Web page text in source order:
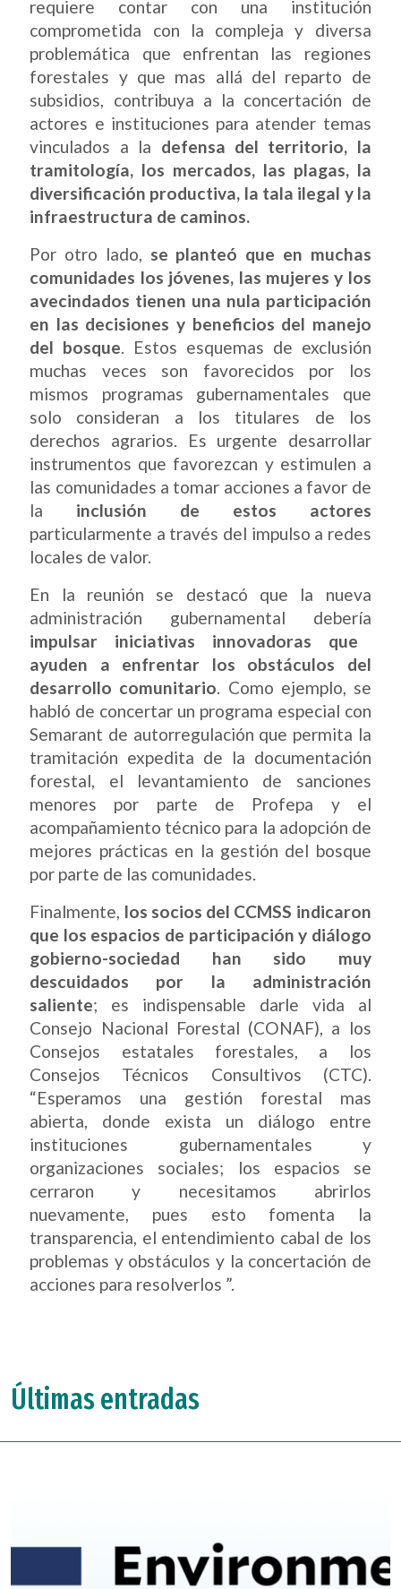
requiere contar con una institución
comprometida con la compleja y diversa
problemática que enfrentan las regiones
forestales y que mas allá del reparto de
subsidios, contribuya a la concertación de
actores e instituciones para atender temas
vinculados a la defensa del territorio, la
tramitología, los mercados, las plagas, la
diversificación productiva, la tala ilegal y la
infraestructura de caminos.
Por otro lado, se planteó que en muchas
comunidades los jóvenes, las mujeres y los
avecindados tienen una nula participación
en las decisiones y beneficios del manejo
del bosque. Estos esquemas de exclusión
muchas veces son favorecidos por los
mismos programas gubernamentales que
solo consideran a los titulares de los
derechos agrarios. Es urgente desarrollar
instrumentos que favorezcan y estimulen a
las comunidades a tomar acciones a favor de
la inclusión de estos actores
particularmente a través del impulso a redes
locales de valor.
En la reunión se destacó que la nueva
administración gubernamental debería
impulsar iniciativas innovadoras que
ayuden a enfrentar los obstáculos del
desarrollo comunitario. Como ejemplo, se
habló de concertar un programa especial con
Semarant de autorregulación que permita la
tramitación expedita de la documentación
forestal, el levantamiento de sanciones
menores por parte de Profepa y el
acompañamiento técnico para la adopción de
mejores prácticas en la gestión del bosque
por parte de las comunidades.
Finalmente, los socios del CCMSS indicaron
que los espacios de participación y diálogo
gobierno-sociedad han sido muy
descuidados por la administración
saliente; es indispensable darle vida al
Consejo Nacional Forestal (CONAF), a los
Consejos estatales forestales, a los
Consejos Técnicos Consultivos (CTC).
“Esperamos una gestión forestal mas
abierta, donde exista un diálogo entre
instituciones gubernamentales y
organizaciones sociales; los espacios se
cerraron y necesitamos abrirlos
nuevamente, pues esto fomenta la
transparencia, el entendimiento cabal de los
problemas y obstáculos y la concertación de
acciones para resolverlos ”.
Últimas entradas